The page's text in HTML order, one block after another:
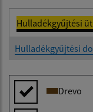
Hulladékgyűjtési
Hulladékgyűjtési
Drevo